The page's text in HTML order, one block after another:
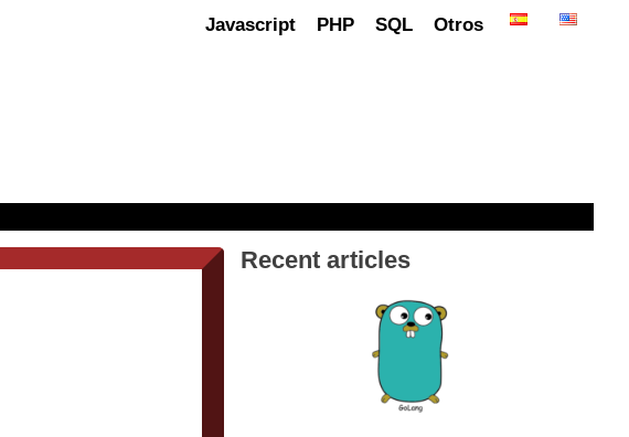
Javascript PHP SQL Otros
Recent articles